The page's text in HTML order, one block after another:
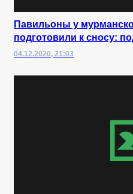
Павильоны у
подготовили к сносу:
04.12.2020, 21:03